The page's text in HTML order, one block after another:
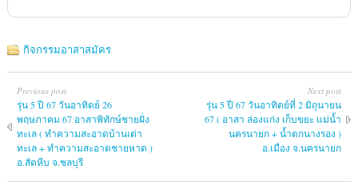
กิจกรรมอาสาสมัคร
Previous post
รุ่น 5 ปี 67 วันอาทิตย์ 26
พฤษภาคม 67 อาสาพิทักษ์ชายฝั่ง
ทะเล ( ทำความสะอาดบ้านเต่า
ทะเล + ทำความสะอาดชายหาด )
อ.สัตหีบ จ.ชลบุรี
Next post
รุ่น 5 ปี 67 วันอาทิตย์ที่ 2 มิถุนายน
67 ( อาสา ล่องแก่ง เก็บขยะ แม่น้ำ
นครนายก + น้ำตกนางรอง )
อ.เมือง จ.นครนายก